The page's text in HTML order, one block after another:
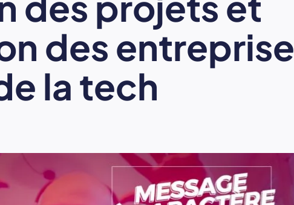
des entreprise
la tech